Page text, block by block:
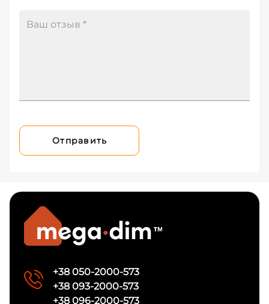
Отправить
+38 050-2000-573
+38 093-2000-573
+38 096-2000-573